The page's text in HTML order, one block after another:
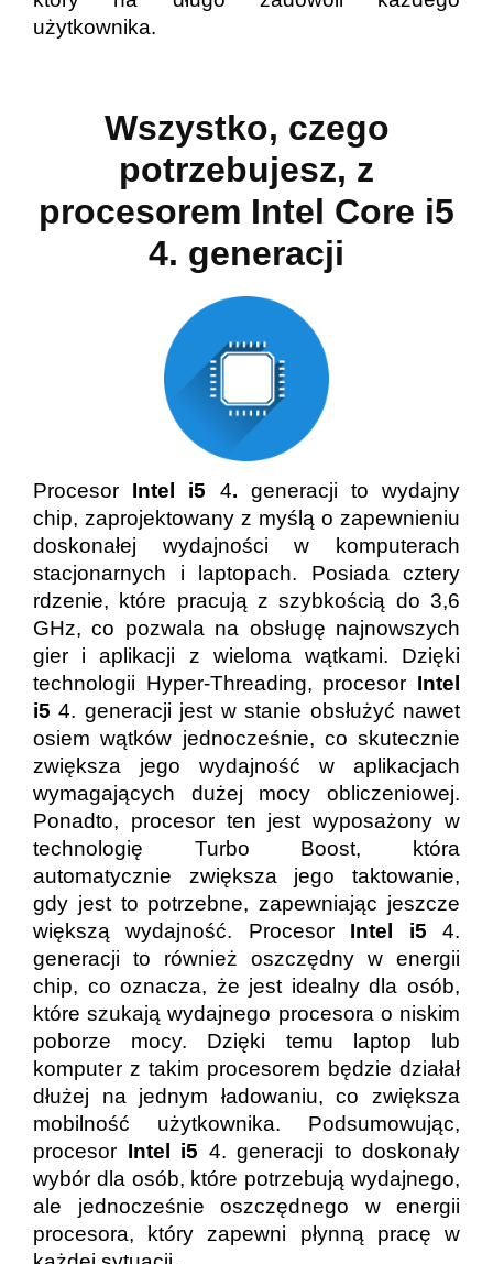
użytkownika.
Wszystko, czego
potrzebujesz, z
procesorem Intel Core i5
4. generacji
Procesor Intel i5 4. generacji to wydajny
chip, zaprojektowany z myślą o zapewnieniu
doskonałej wydajności w komputerach
stacjonarnych i laptopach. Posiada cztery
rdzenie, które pracują z szybkością do 3,6
GHz, co pozwala na obsługę najnowszych
gier i aplikacji z wieloma wątkami. Dzięki
technologii Hyper-Threading, procesor Intel
i5 4. generacji jest w stanie obsłużyć nawet
osiem wątków jednocześnie, co skutecznie
zwiększa jego wydajność w aplikacjach
wymagających dużej mocy obliczeniowej.
Ponadto, procesor ten jest wyposażony w
technologię Turbo Boost, która
automatycznie zwiększa jego taktowanie,
gdy jest to potrzebne, zapewniając jeszcze
większą wydajność. Procesor Intel i5 4.
generacji to również oszczędny w energii
chip, co oznacza, że jest idealny dla osób,
które szukają wydajnego procesora o niskim
poborze mocy. Dzięki temu laptop lub
komputer z takim procesorem będzie działał
dłużej na jednym ładowaniu, co zwiększa
mobilność użytkownika. Podsumowując,
procesor Intel i5 4. generacji to doskonały
wybór dla osób, które potrzebują wydajnego,
ale jednocześnie oszczędnego w energii
procesora, który zapewni płynną pracę w